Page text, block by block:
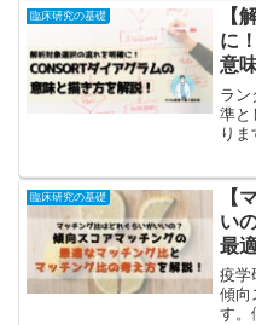
較
担
臨床研究の基礎
【
に
意
ラン
準と
りま
認
を
臨床研究の基礎
【
い
最
比
疫学
傾向
す。